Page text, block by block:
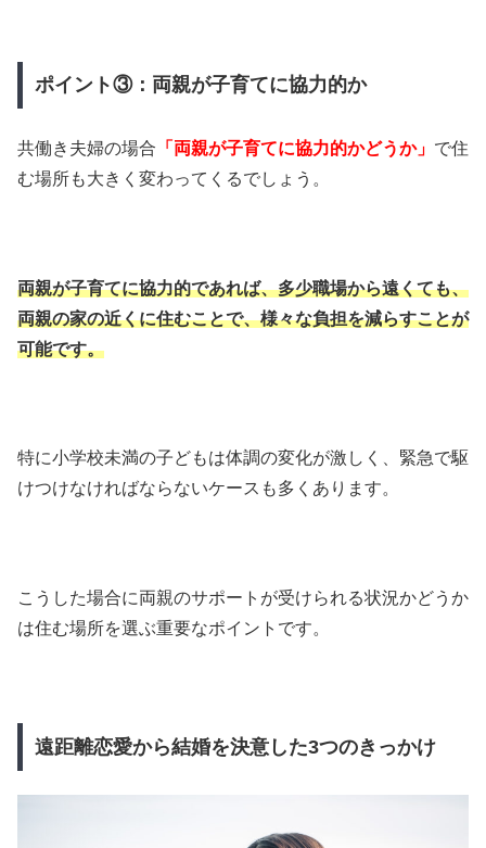
ポイント③：両親が子育てに協力的か
共働き夫婦の場合 「両親が子育てに協力的かどうか」 で住
む場所も大きく変わってくるでしょう。
両親が子育てに協力的であれば、多少職場から遠くても、
両親の家の近くに住むことで、様々な負担を減らすことが
可能です。
特に小学校未満の子どもは体調の変化が激しく、緊急で駆
けつけなければならないケースも多くあります。
こうした場合に両親のサポートが受けられる状況かどうか
は住む場所を選ぶ重要なポイントです。
遠距離恋愛から結婚を決意した3つのきっかけ